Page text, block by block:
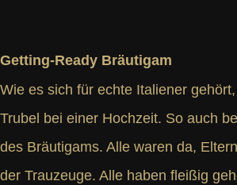
Getting-Ready Bräutigam
Wie es sich für echte Italiener
Trubel bei einer Hochzeit. So auch
des Bräutigams. Alle waren da,
der Trauzeuge. Alle haben fleißig